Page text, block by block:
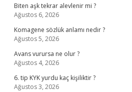
Biten aşk tekrar alevlenir mi ?
Ağustos 6, 2026
Komagene sözlük anlamı nedir ?
Ağustos 5, 2026
Avans vurursa ne olur ?
Ağustos 4, 2026
6. tip KYK yurdu kaç kişiliktir ?
Ağustos 3, 2026